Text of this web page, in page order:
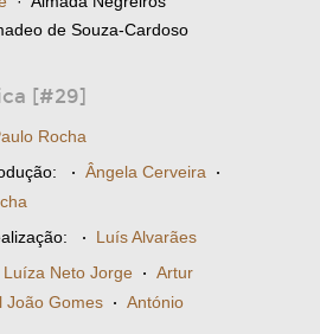
de Souza-Cardoso
[#29]
Rocha
· Ângela Cerveira ·
· Luís Alvarães
Luíza Neto Jorge · Artur
João Gomes · António